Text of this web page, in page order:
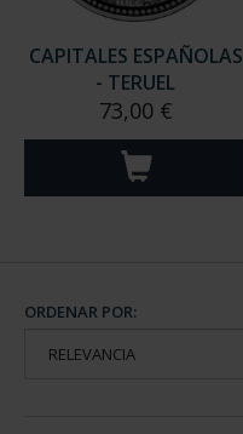
CAPITALES ESPAÑOLAS
- TERUEL
73,00 €
ORDENAR POR: